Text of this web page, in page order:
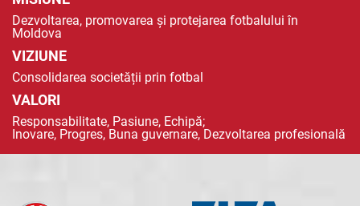
Dezvoltarea, promovarea și protejarea fotbalului în
Moldova
VIZIUNE
Consolidarea societății prin fotbal
VALORI
Responsabilitate, Pasiune, Echipă;
Inovare, Progres, Buna guvernare, Dezvoltarea profesională